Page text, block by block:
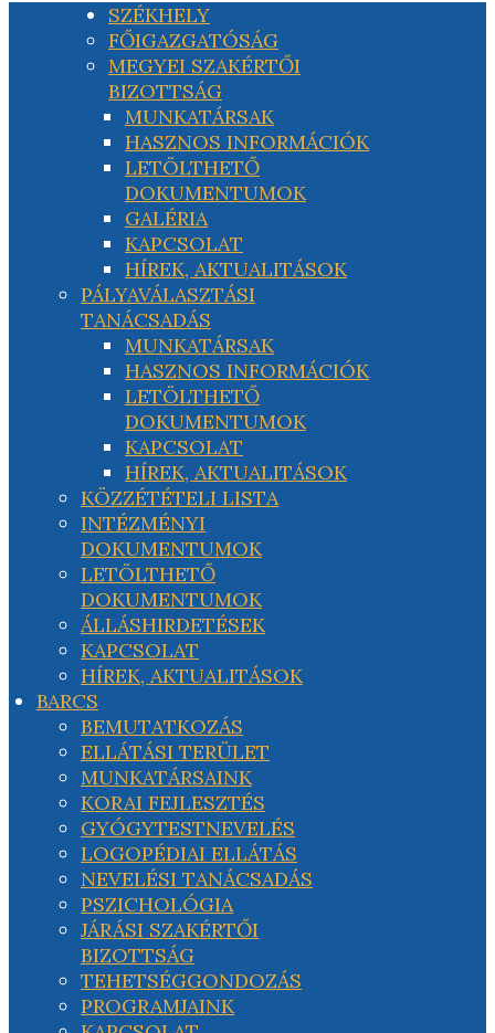
SZÉKHELY
FŐIGAZGATÓSÁG
MEGYEI SZAKÉRTŐI
BIZOTTSÁG
MUNKATÁRSAK
HASZNOS INFORMÁCIÓK
LETÖLTHETŐ
DOKUMENTUMOK
GALÉRIA
KAPCSOLAT
HÍREK, AKTUALITÁSOK
PÁLYAVÁLASZTÁSI
TANÁCSADÁS
MUNKATÁRSAK
HASZNOS INFORMÁCIÓK
LETÖLTHETŐ
DOKUMENTUMOK
KAPCSOLAT
HÍREK, AKTUALITÁSOK
KÖZZÉTÉTELI LISTA
INTÉZMÉNYI
DOKUMENTUMOK
LETÖLTHETŐ
DOKUMENTUMOK
ÁLLÁSHIRDETÉSEK
KAPCSOLAT
HÍREK, AKTUALITÁSOK
BARCS
BEMUTATKOZÁS
ELLÁTÁSI TERÜLET
MUNKATÁRSAINK
KORAI FEJLESZTÉS
GYÓGYTESTNEVELÉS
LOGOPÉDIAI ELLÁTÁS
NEVELÉSI TANÁCSADÁS
PSZICHOLÓGIA
JÁRÁSI SZAKÉRTŐI
BIZOTTSÁG
TEHETSÉGGONDOZÁS
PROGRAMJAINK